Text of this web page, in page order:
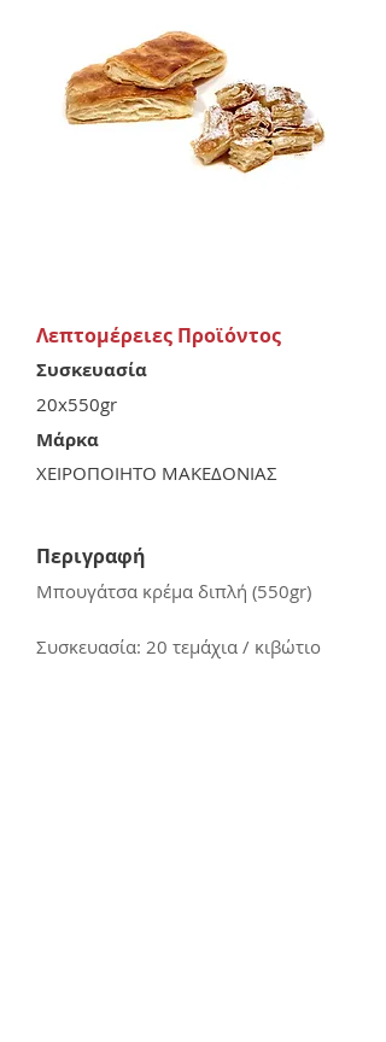
Λεπτομέρειες Προϊόντος
Συσκευασία
20x550gr
Μάρκα
ΧΕΙΡΟΠΟΙΗΤΟ ΜΑΚΕΔΟΝΙΑΣ
Περιγραφή
Μπουγάτσα κρέμα διπλή (550gr)
Συσκευασία: 20 τεμάχια / κιβώτιο